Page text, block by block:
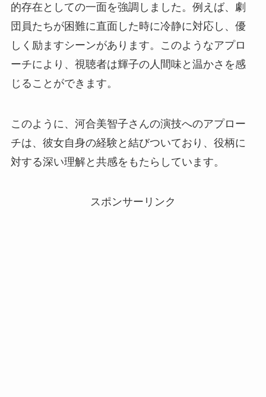
的存在としての一面を強調しました。例えば、劇
団員たちが困難に直面した時に冷静に対応し、優
しく励ますシーンがあります。このようなアプロ
ーチにより、視聴者は輝子の人間味と温かさを感
じることができます。
このように、河合美智子さんの演技へのアプロー
チは、彼女自身の経験と結びついており、役柄に
対する深い理解と共感をもたらしています。
スポンサーリンク